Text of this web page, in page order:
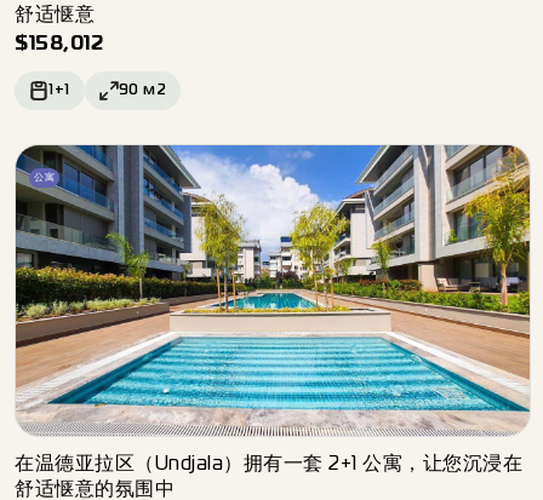
舒适惬意
$ 158,012
1+1 90 м2
公寓
在温德亚拉区（Undjala）拥有一套 2+1 公寓，让您沉浸在
舒适惬意的氛围中